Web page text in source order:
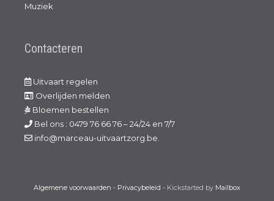
Muziek
Contacteren
Uitvaart regelen
Overlijden melden
Bloemen bestellen
Bel ons : 0479 76 66 76 – 24/24 en 7/7
info@marceau-uitvaartzorg.be.
Algemene voorwaarden - Privacybeleid - Kickstarted by Mailbox